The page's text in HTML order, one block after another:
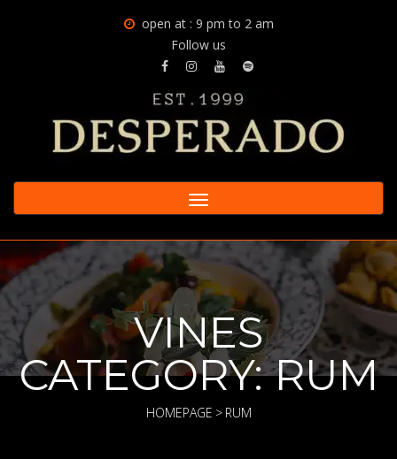
open at : 9 pm to 2 am
Follow us
Toggle
navigation
VINES
CATEGORY:RUM
HOMEPAGE > RUM